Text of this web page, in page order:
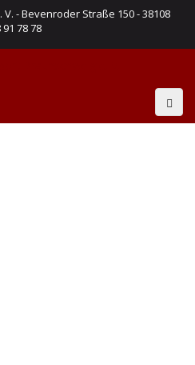
- Bevenroder Straße 150 - 38108
78 78